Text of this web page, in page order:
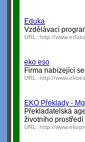
Eduka
Vzdělávací
URL: http://
eko eso
Firma nabízející
URL: http://
EKO Překlady -
Překladatelská
životního prostředí
URL: http://